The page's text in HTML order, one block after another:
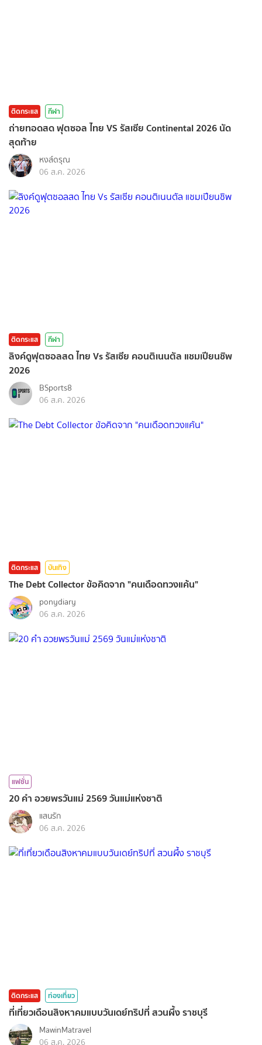
ติดกระแส กีฬา
ถ่ายทอดสด ฟุตซอล ไทย VS รัสเซีย Continental 2026 นัด
สุดท้าย
หงส์ดรุณ
06 ส.ค. 2026
ติดกระแส กีฬา
ลิงค์ดูฟุตซอลสด ไทย Vs รัสเซีย คอนติเนนตัล แชมเปียนชิพ
2026
BSports8
06 ส.ค. 2026
ติดกระแส บันเทิง
The Debt Collector ข้อคิดจาก "คนเดือดทวงแค้น"
ponydiary
06 ส.ค. 2026
แฟชั่น
20 คำ อวยพรวันแม่ 2569 วันแม่แห่งชาติ
แสนรัก
06 ส.ค. 2026
ติดกระแส ท่องเที่ยว
ที่เที่ยวเดือนสิงหาคมแบบวันเดย์ทริปที่ สวนผึ้ง ราชบุรี
MawinMatravel